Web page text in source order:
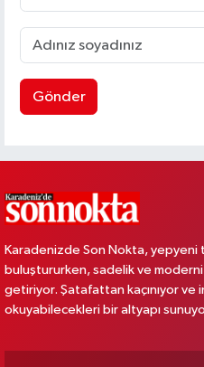
Gönder
Karadenizde Son Nokta, yepyeni
buluştururken, sadelik ve
getiriyor. Şatafattan kaçınıyor ve
okuyabilecekleri bir altyapı